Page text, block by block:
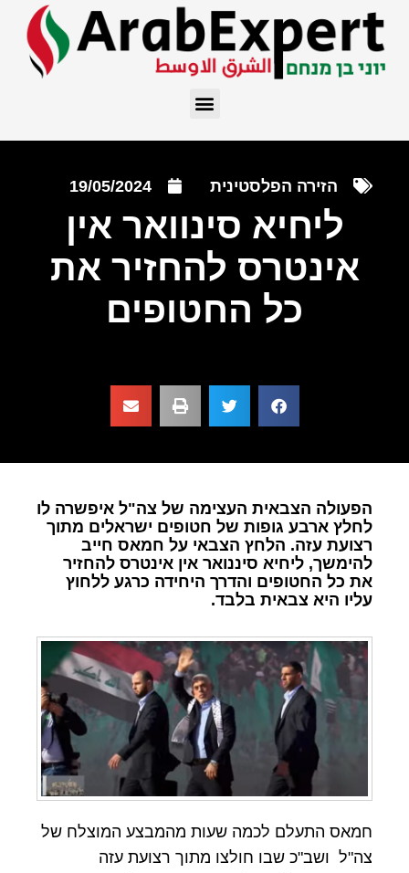
הזירה הפלסטינית 19/05/2024
ליחיא סינוואר אין
אינטרס להחזיר את
כל החטופים
הפעולה הצבאית העצימה של צה"ל איפשרה לו
לחלץ ארבע גופות של חטופים ישראלים מתוך
רצועת עזה. הלחץ הצבאי על חמאס חייב
להימשך, ליחיא סיננואר אין אינטרס להחזיר
את כל החטופים והדרך היחידה כרגע ללחוץ
עליו היא צבאית בלבד.
חמאס התעלם לכמה שעות מהמבצע המוצלח של
צה"ל ושב"כ שבו חולצו מתוך רצועת עזה